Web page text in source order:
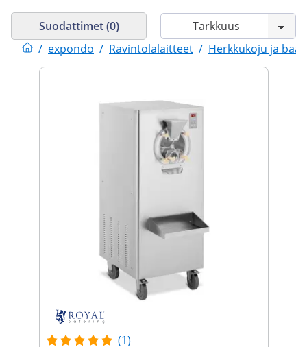
/ expondo / Ravintolalaitteet / Herkkukoju ja
Suodattimet (0)
(1)